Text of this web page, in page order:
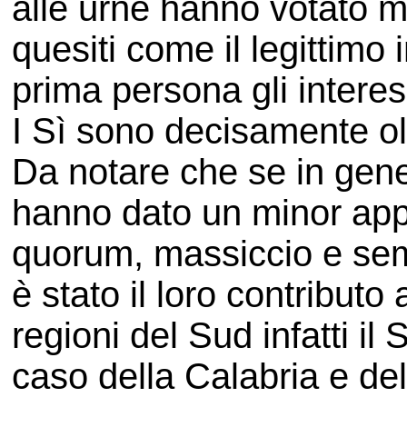
alle urne hanno votato
quesiti come il legittimo
prima persona gli
I Sì sono decisamente
Da notare che se in
hanno dato un minor
quorum, massiccio e
è stato il loro contributo
regioni del Sud infatti il
caso della Calabria e